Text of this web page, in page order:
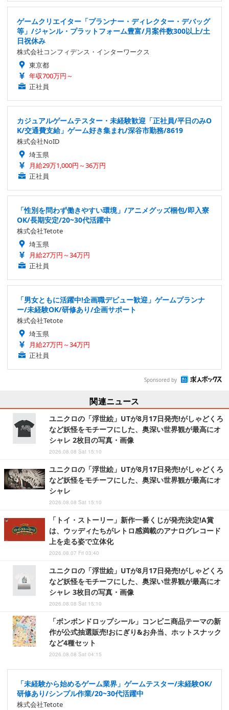
ゲームクリエイター「プランナー・ディレクター・デバッグ
等」/ジャンル・プラットフォーム豊富/月案件数300以上/土
日祝休み
株式会社コンフィデンス・インターワークス
東京都
年収700万円～
正社員
カジュアルゲームテスター・未経験歓迎「正社員/平日のみO
K/交通費支給」ゲーム好き集まれ/深谷市勤務/8619
株式会社NoID
埼玉県
月給29万1,000円～36万円
正社員
「性別を問わず働きやすい環境」/アニメグッズ梱包/即入寮
OK/長期安定/20~30代活躍中
株式会社Tetote
埼玉県
月給27万円～34万円
正社員
「男女ともに活躍中!企画職デビュー歓迎」ゲームプランナ
ー/未経験OK/研修あり/企画サポート
株式会社Tetote
埼玉県
月給27万円～34万円
正社員
Sponsored by
関連ニュース
ユニクロの「浮世絵」UTが8月17日発売!がしゃどくろ
など妖怪をモチーフにした、奥深い世界観が最高にオ
シャレ 2枚目の写真・画像
2026.08.08 Sat 15:10
ユニクロの「浮世絵」UTが8月17日発売!がしゃどくろ
など妖怪をモチーフにした、奥深い世界観が最高にオ
シャレ
2026.08.08 Sat 15:10
「トイ・ストーリー」新作一番くじが発売決定!A賞
は、ウッディたちがレトロ感満載のアナログレコード
上を走る姿で立体化
2026.08.07 Fri 03:40
ユニクロの「浮世絵」UTが8月17日発売!がしゃどくろ
など妖怪をモチーフにした、奥深い世界観が最高にオ
シャレ 3枚目の写真・画像
2026.08.08 Sat 15:10
「ボンボンドロップシール」コンビニ商品テーマの新
作が公式抽選販売!おにぎり&お弁当、ホットスナック
など4種セット
2026.08.08 Sat 04:15
「未経験から始めるゲーム業界」ゲームテスター/未経験OK/
研修あり/シンプル作業/20~30代活躍中
株式会社Tetote